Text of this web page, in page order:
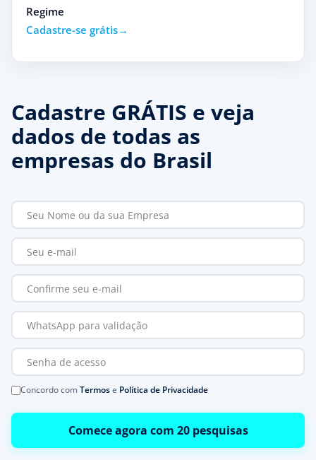
Regime
Cadastre-se grátis
Cadastre GRÁTIS e veja
dados de todas as
empresas do Brasil
Concordo comTermose Política de Privacidade
Comece agora com 20 pesquisas